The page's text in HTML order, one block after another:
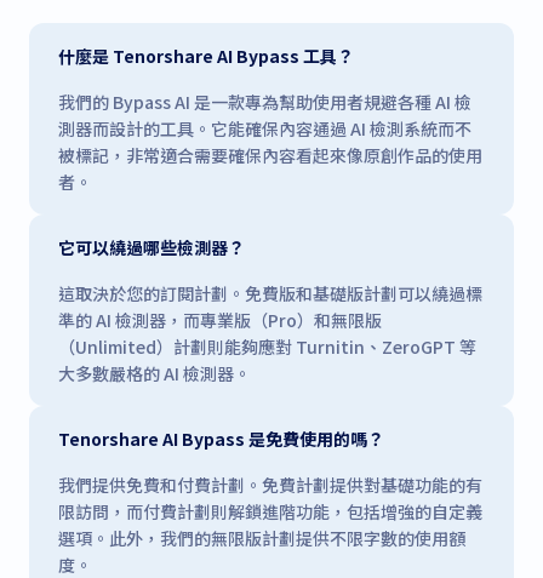
什麼是 Tenorshare AI Bypass 工具？
我們的 Bypass AI 是一款專為幫助使用者規避各種 AI 檢
測器而設計的工具。它能確保內容通過 AI 檢測系統而不
被標記，非常適合需要確保內容看起來像原創作品的使用
者。
它可以繞過哪些檢測器？
這取決於您的訂閱計劃。免費版和基礎版計劃可以繞過標
準的 AI 檢測器，而專業版（Pro）和無限版
（Unlimited）計劃則能夠應對 Turnitin、ZeroGPT 等
大多數嚴格的 AI 檢測器。
Tenorshare AI Bypass 是免費使用的嗎？
我們提供免費和付費計劃。免費計劃提供對基礎功能的有
限訪問，而付費計劃則解鎖進階功能，包括增強的自定義
選項。此外，我們的無限版計劃提供不限字數的使用額
度。